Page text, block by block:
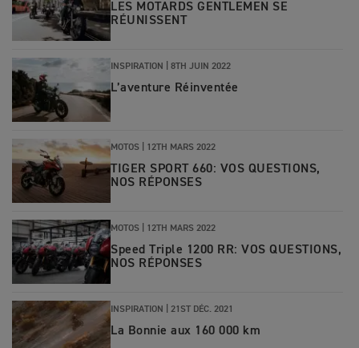
LES MOTARDS GENTLEMEN SE
RÉUNISSENT
INSPIRATION 8TH JUIN 2022
L’aventure Réinventée
MOTOS 12TH MARS 2022
TIGER SPORT 660: VOS QUESTIONS,
NOS RÉPONSES
MOTOS 12TH MARS 2022
Speed Triple 1200 RR: VOS QUESTIONS,
NOS RÉPONSES
INSPIRATION 21ST DÉC. 2021
La Bonnie aux 160 000 km